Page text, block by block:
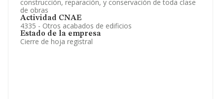
construcción, reparación, y conservación de toda clase
de obras
Actividad CNAE
4335 - Otros acabados de edificios
Estado de la empresa
Cierre de hoja registral